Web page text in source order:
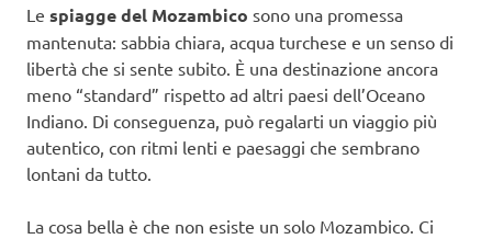
Le spiagge del Mozambico sono una promessa
mantenuta: sabbia chiara, acqua turchese e un senso di
libertà che si sente subito. È una destinazione ancora
meno “standard” rispetto ad altri paesi dell’Oceano
Indiano. Di conseguenza, può regalarti un viaggio più
autentico, con ritmi lenti e paesaggi che sembrano
lontani da tutto.
La cosa bella è che non esiste un solo Mozambico. Ci